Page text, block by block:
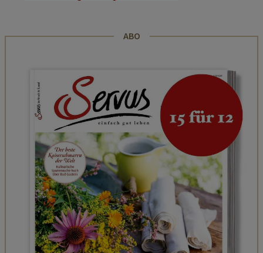
ABO